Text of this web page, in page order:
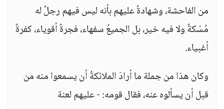
من الفاحشة، وشهادةٌ عليهم بأنه ليس فيهم رجلٌ له
مُسْكةٌ ولا فيه خير، بل الجميعُ سفهاء، فجرةٌ أقوياء، كفرةٌ
أغبياء.
وكان هذا من جملة ما أرادَ الملائكةُ أن يسمعوا منه من
قبل أن يسألوه عنه، فقال قومه: - عليهم لعنة